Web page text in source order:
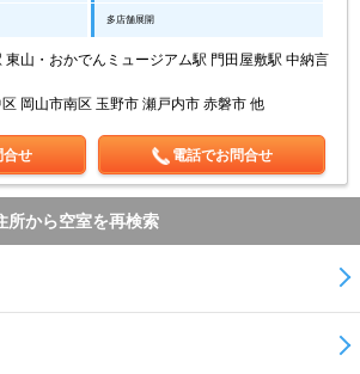
多店舗展開
東山・おかでんミュージアム駅 門田屋敷駅 中納言
区 岡山市南区 玉野市 瀬戸内市 赤磐市 他
合せ 電話でお問合せ
所から空室を再検索